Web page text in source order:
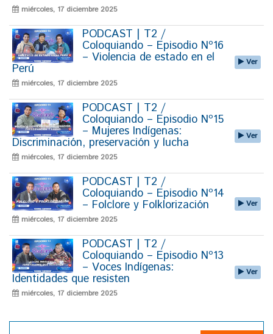
miércoles, 17 diciembre 2025
PODCAST | T2 /
Coloquiando – Episodio Nº16
– Violencia de estado en el
Perú
miércoles, 17 diciembre 2025
Ver
PODCAST | T2 /
Coloquiando – Episodio Nº15
– Mujeres Indígenas:
Discriminación, preservación y lucha
miércoles, 17 diciembre 2025
Ver
PODCAST | T2 /
Coloquiando – Episodio Nº14
– Folclore y Folklorización
miércoles, 17 diciembre 2025
Ver
PODCAST | T2 /
Coloquiando – Episodio Nº13
– Voces Indígenas:
Identidades que resisten
miércoles, 17 diciembre 2025
Ver